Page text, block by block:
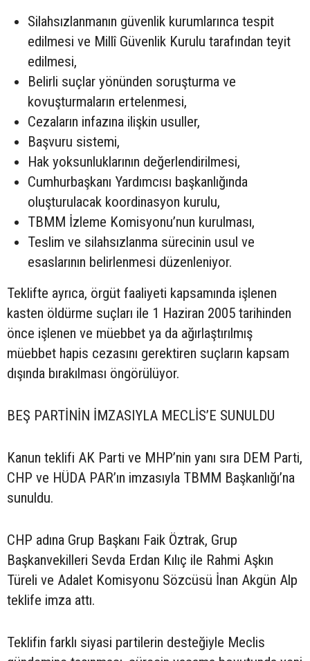
Silahsızlanmanın güvenlik kurumlarınca tespit
edilmesi ve Millî Güvenlik Kurulu tarafından teyit
edilmesi,
Belirli suçlar yönünden soruşturma ve
kovuşturmaların ertelenmesi,
Cezaların infazına ilişkin usuller,
Başvuru sistemi,
Hak yoksunluklarının değerlendirilmesi,
Cumhurbaşkanı Yardımcısı başkanlığında
oluşturulacak koordinasyon kurulu,
TBMM İzleme Komisyonu’nun kurulması,
Teslim ve silahsızlanma sürecinin usul ve
esaslarının belirlenmesi düzenleniyor.
Teklifte ayrıca, örgüt faaliyeti kapsamında işlenen
kasten öldürme suçları ile 1 Haziran 2005 tarihinden
önce işlenen ve müebbet ya da ağırlaştırılmış
müebbet hapis cezasını gerektiren suçların kapsam
dışında bırakılması öngörülüyor.
BEŞ PARTİNİN İMZASIYLA MECLİS’E SUNULDU
Kanun teklifi AK Parti ve MHP’nin yanı sıra DEM Parti,
CHP ve HÜDA PAR’ın imzasıyla TBMM Başkanlığı’na
sunuldu.
CHP adına Grup Başkanı Faik Öztrak, Grup
Başkanvekilleri Sevda Erdan Kılıç ile Rahmi Aşkın
Türeli ve Adalet Komisyonu Sözcüsü İnan Akgün Alp
teklife imza attı.
Teklifin farklı siyasi partilerin desteğiyle Meclis